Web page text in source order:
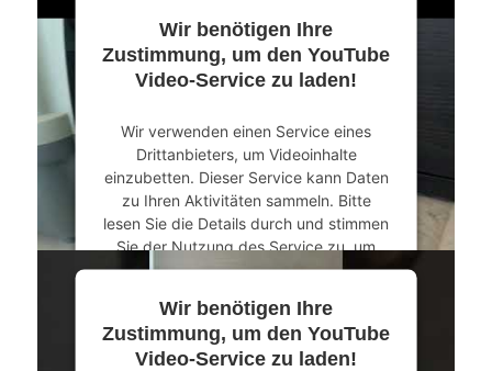
Mehr Informationen
powered byUsercentrics Consent
Management Platform&eRecht24
Wir benötigen Ihre
Zustimmung, um den YouTube
Video-Service zu laden!
Wir verwenden einen Service eines
Drittanbieters, um Videoinhalte
einzubetten. Dieser Service kann Daten
zu Ihren Aktivitäten sammeln. Bitte
lesen Sie die Details durch und stimmen
Sie der Nutzung des Service zu, um
dieses Video anzusehen.
Mehr Informationen
Wir benötigen Ihre
Zustimmung, um den YouTube
Video-Service zu laden!